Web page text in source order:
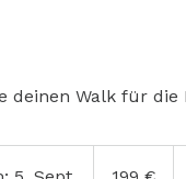
deinen Walk für die